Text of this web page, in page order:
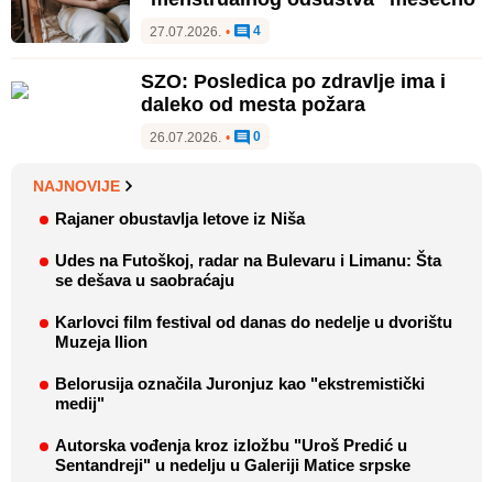
27.07.2026. • 4
SZO: Posledica po zdravlje ima i
daleko od mesta požara
26.07.2026. • 0
NAJNOVIJE
Rajaner obustavlja letove iz Niša
Udes na Futoškoj, radar na Bulevaru i Limanu: Šta
se dešava u saobraćaju
Karlovci film festival od danas do nedelje u dvorištu
Muzeja Ilion
Belorusija označila Juronjuz kao "ekstremistički
medij"
Autorska vođenja kroz izložbu "Uroš Predić u
Sentandreji" u nedelju u Galeriji Matice srpske